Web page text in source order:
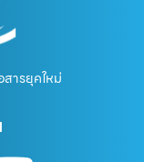
ารยุคใหม่